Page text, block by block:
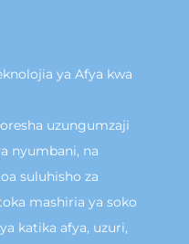
ya Afya kwa
uzungumzaji
nyumbani, na
suluhisho za
mashiria ya soko
katika afya, uzuri,